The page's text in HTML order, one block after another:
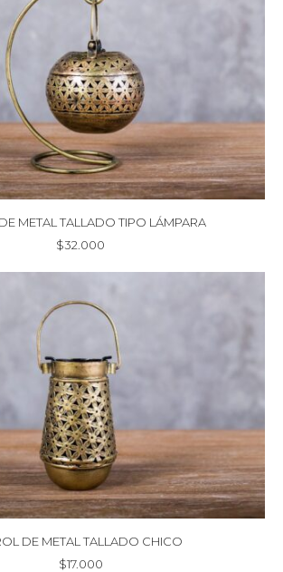
METAL TALLADO TIPO LÁMPARA
$32.000
DE METAL TALLADO CHICO
$17.000